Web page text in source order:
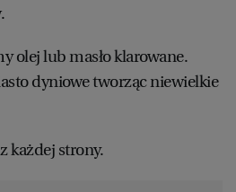
olej lub masło klarowane.
dyniowe tworząc niewielkie
każdej strony.